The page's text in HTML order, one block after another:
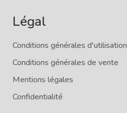
Légal
Conditions générales d'utilisation
Conditions générales de vente
Mentions légales
Confidentialité